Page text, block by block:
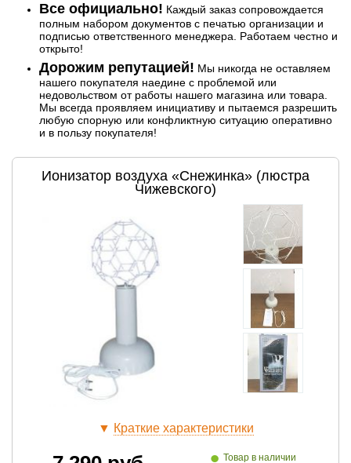
Все официально! Каждый заказ сопровождается
полным набором документов с печатью организации и
подписью ответственного менеджера. Работаем честно и
открыто!
Дорожим репутацией! Мы никогда не оставляем
нашего покупателя наедине с проблемой или
недовольством от работы нашего магазина или товара.
Мы всегда проявляем инициативу и пытаемся разрешить
любую спорную или конфликтную ситуацию оперативно
и в пользу покупателя!
Ионизатор воздуха «Снежинка» (люстра
Чижевского)
▼ Краткие характеристики
Товар в наличии